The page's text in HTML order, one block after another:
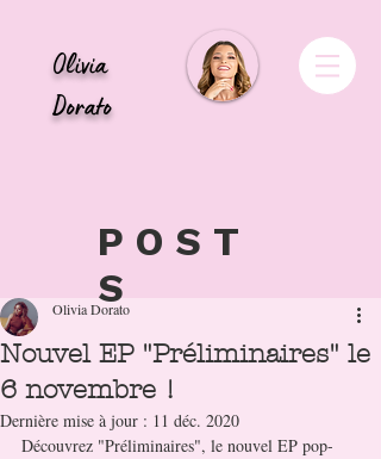
Olivia
Dorato
Nouvel EP "Préliminaires" le
6 novembre !
Olivia Dorato
Dernière mise à jour : 11 déc. 2020
Découvrez "Préliminaires", le nouvel EP pop-
POST
S